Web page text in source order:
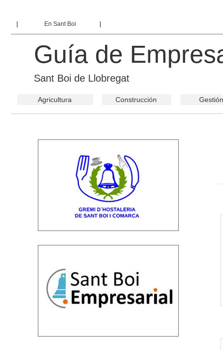
En Sant Boi
Guía de
Sant Boi de Llobregat
Agricultura Construcción Gestión